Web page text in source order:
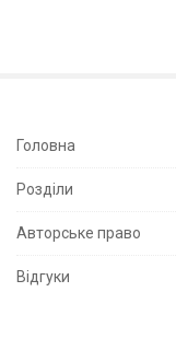
S
e
S
Головна
Розділи
Авторське право
Відгуки